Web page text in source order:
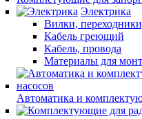
Электрика
Вилки,
Кабель греющий
Кабель, провода
Материалы для
Автоматика и